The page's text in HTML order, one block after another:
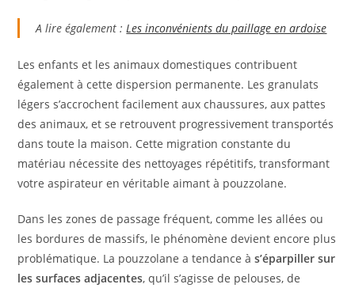
A lire également :Les inconvénients du paillage en ardoise
Les enfants et les animaux domestiques contribuent
également à cette dispersion permanente. Les granulats
légers s’accrochent facilement aux chaussures, aux pattes
des animaux, et se retrouvent progressivement transportés
dans toute la maison. Cette migration constante du
matériau nécessite des nettoyages répétitifs, transformant
votre aspirateur en véritable aimant à pouzzolane.
Dans les zones de passage fréquent, comme les allées ou
les bordures de massifs, le phénomène devient encore plus
problématique. La pouzzolane a tendance às’éparpiller sur
les surfaces adjacentes, qu’il s’agisse de pelouses, de